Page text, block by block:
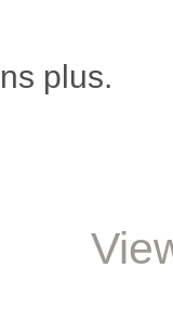
plus.